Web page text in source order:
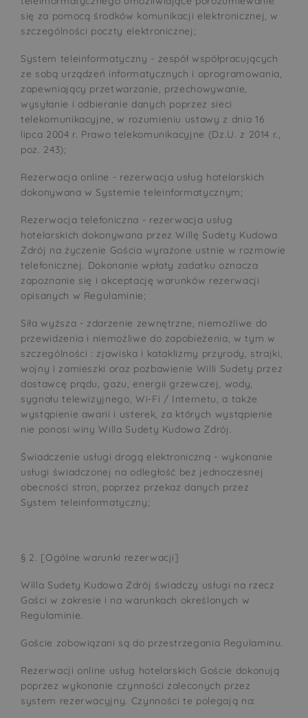
się za pomocą środków komunikacji elektronicznej, w
szczególności poczty elektronicznej;
System teleinformatyczny - zespół współpracujących
ze sobą urządzeń informatycznych i oprogramowania,
zapewniający przetwarzanie, przechowywanie,
wysyłanie i odbieranie danych poprzez sieci
telekomunikacyjne, w rozumieniu ustawy z dnia 16
lipca 2004 r. Prawo telekomunikacyjne (Dz.U. z 2014 r.,
poz. 243);
Rezerwacja online - rezerwacja usług hotelarskich
dokonywana w Systemie teleinformatycznym;
Rezerwacja telefoniczna - rezerwacja usług
hotelarskich dokonywana przez Willę Sudety Kudowa
Zdrój na życzenie Gościa wyrażone ustnie w rozmowie
telefonicznej. Dokonanie wpłaty zadatku oznacza
zapoznanie się i akceptację warunków rezerwacji
opisanych w Regulaminie;
Siła wyższa - zdarzenie zewnętrzne, niemożliwe do
przewidzenia i niemożliwe do zapobieżenia, w tym w
szczególności : zjawiska i kataklizmy przyrody, strajki,
wojny i zamieszki oraz pozbawienie Willi Sudety przez
dostawcę prądu, gazu, energii grzewczej, wody,
sygnału telewizyjnego, Wi-Fi / Internetu, a także
wystąpienie awarii i usterek, za których wystąpienie
nie ponosi winy Willa Sudety Kudowa Zdrój.
Świadczenie usługi drogą elektroniczną - wykonanie
usługi świadczonej na odległość bez jednoczesnej
obecności stron, poprzez przekaz danych przez
System teleinformatyczny;
§ 2. [Ogólne warunki rezerwacji]
Willa Sudety Kudowa Zdrój świadczy usługi na rzecz
Gości w zakresie i na warunkach określonych w
Regulaminie.
Goście zobowiązani są do przestrzegania Regulaminu.
Rezerwacji online usług hotelarskich Goście dokonują
poprzez wykonanie czynności zaleconych przez
system rezerwacyjny. Czynności te polegają na: